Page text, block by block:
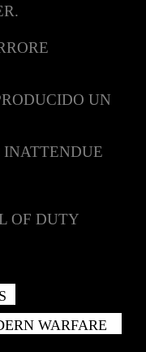
UN
INATTENDUE
OF DUTY
WARFARE